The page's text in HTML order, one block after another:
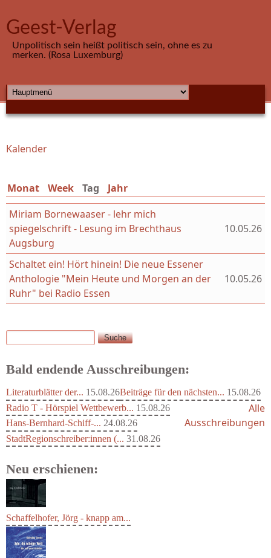
Geest-Verlag
Unpolitisch sein heißt politisch sein, ohne es zu
merken. (Rosa Luxemburg)
HAUPTMENÜ
Sie sind hier
Kalender
Monat Week Tag (aktiver Reiter)
Jahr
Miriam Bornewaaser - lehr mich
spiegelschrift - Lesung im Brechthaus
Augsburg
10.05.26
Schaltet ein! Hört hinein! Die neue Essener
Anthologie "Mein Heute und Morgen an der
Ruhr" bei Radio Essen
10.05.26
Suchformular
Suche
Bald endende Ausschreibungen:
Literaturblätter der... 15.08.26Beiträge für den nächsten... 15.08.26
Radio T - Hörspiel Wettbewerb... 15.08.26
Hans-Bernhard-Schiff-... 24.08.26
StadtRegionschreiber:innen (... 31.08.26
Alle
Ausschreibungen
Neu erschienen:
Schaffelhofer, Jörg - knapp am...